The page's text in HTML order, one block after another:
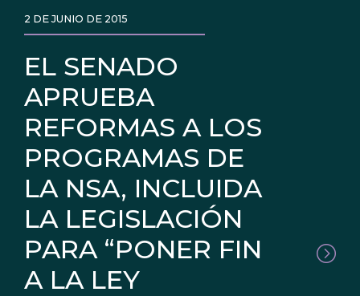
EL SENADO
APRUEBA
REFORMAS A LOS
PROGRAMAS DE
LA NSA, INCLUIDA
LA LEGISLACIÓN
PARA “PONER FIN
A LA LEY
2 DE JUNIO DE 2015